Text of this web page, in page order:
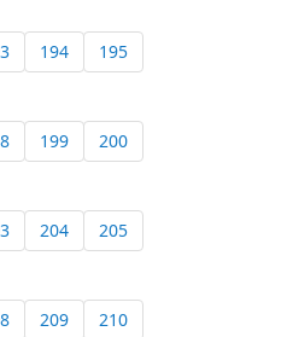
194 195
199 200
204 205
209 210